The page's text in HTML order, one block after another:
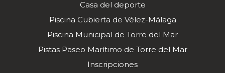
Casa del deporte
Piscina Cubierta de Vélez-Málaga
Piscina Municipal de Torre del Mar
Pistas Paseo Marítimo de Torre del Mar
Inscripciones